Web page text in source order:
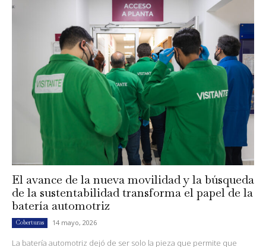
El avance de la nueva movilidad y la búsqueda
de la sustentabilidad transforma el papel de la
batería automotriz
Coberturas 14 mayo, 2026
La batería automotriz dejó de ser solo la pieza que permite que